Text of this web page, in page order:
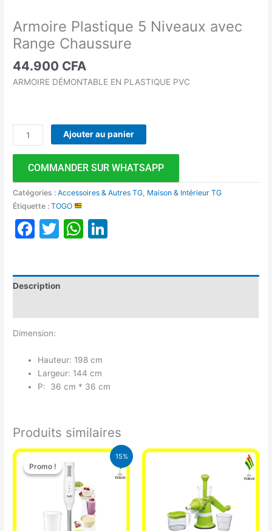
Armoire Plastique 5 Niveaux avec
Range Chaussure
44.900 CFA
ARMOIRE DÉMONTABLE EN PLASTIQUE PVC
Ajouter au panier
COMMANDER SUR WHATSAPP
Catégories :Accessoires & Autres TG, Maison & Intérieur TG
Étiquette :TOGO
Facebook
TwitterWhatsApp
Description
Dimension:
Hauteur: 198 cm
Largeur: 144 cm
P: 36 cm * 36 cm
Produits similaires
15%
Promo !
Promo !
Le
prix
initial
était :
12.900 CFA.
Le